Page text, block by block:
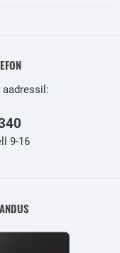
9-16